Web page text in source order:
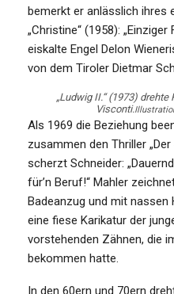
bemerkt er anlässlich ihres
„Christine“ (1958):
eiskalte Engel Delon
von dem Tiroler Dietmar
„Ludwig II.“ (1973)
Visconti.
Als 1969 die Beziehung
zusammen den Thriller
scherzt Schneider:
für’n Beruf!“ Mahler
Badeanzug und mit nassen
eine fiese Karikatur der
vorstehenden Zähnen, die
bekommen hatte.
In den 60ern und 70ern